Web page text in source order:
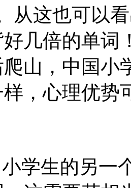
从这也可以
几倍的单词
山，中国小
，心理优势
学生的另一